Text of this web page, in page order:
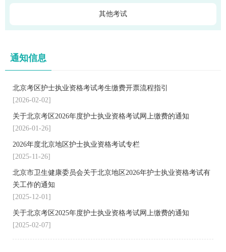
其他考试
通知信息
[2026-02-02]
北京考区护士执业资格考试考生缴费开票流程指引
[2026-01-26]
关于北京考区2026年度护士执业资格考试网上缴费的通知
[2025-11-26]
2026年度北京地区护士执业资格考试专栏
[2025-12-01]
北京市卫生健康委员会关于北京地区2026年护士执业资格考试有
关工作的通知
[2025-02-07]
关于北京考区2025年度护士执业资格考试网上缴费的通知